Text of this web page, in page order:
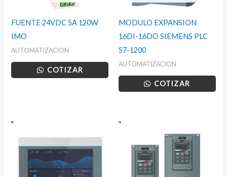
FUENTE 24VDC 5A 120W
IMO
AUTOMATIZACION
COTIZAR
MODULO EXPANSION
16DI-16DO SIEMENS PLC
S7-1200
AUTOMATIZACION
COTIZAR